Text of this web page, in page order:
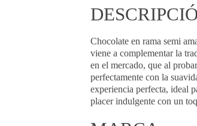
Chocolate en rama semi
viene a complementar la
en el mercado, que al
perfectamente con la
experiencia perfecta, ideal
placer indulgente con un